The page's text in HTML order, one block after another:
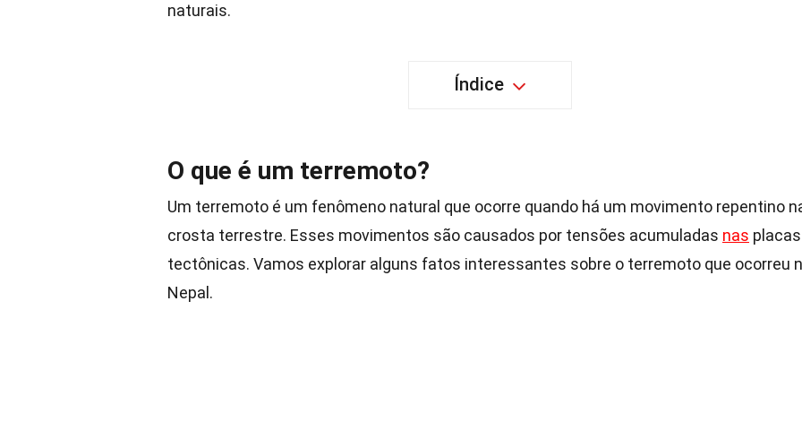
naturais.
Índice
O que é um terremoto?
Um terremoto é um fenômeno natural que ocorre quando há um movimento repentino
crosta terrestre. Esses movimentos são causados por tensões acumuladas nas placas
tectônicas. Vamos explorar alguns fatos interessantes sobre o terremoto que ocorreu
Nepal.